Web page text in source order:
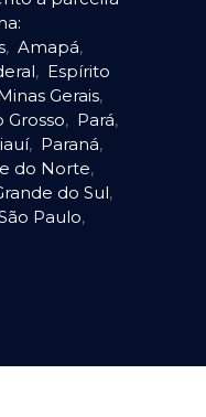
, Amapá,
, Espírito
Gerais,
Grosso, Pará,
, Paraná,
do Norte,
do Sul,
Paulo,